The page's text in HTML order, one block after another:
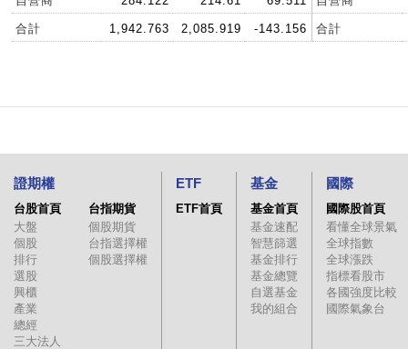
合計 1,942.763 2,085.919 -143.156 合計
證期權
台股首頁
大盤
個股
排行
選股
興櫃
產業
總經
三大法人
台指期貨
個股期貨
台指選擇權
個股選擇權
ETF
ETF首頁
基金
基金首頁
基金速配
智慧篩選
基金排行
基金總覽
自選基金
我的組合
國際
國際股首頁
看懂全球景氣
全球指數
全球漲跌
指標看股市
各國強度比較
國際氣象台